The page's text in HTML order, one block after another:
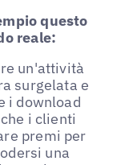
questo
reale:
un'attività
surgelata e
i download
i clienti
premi per
una